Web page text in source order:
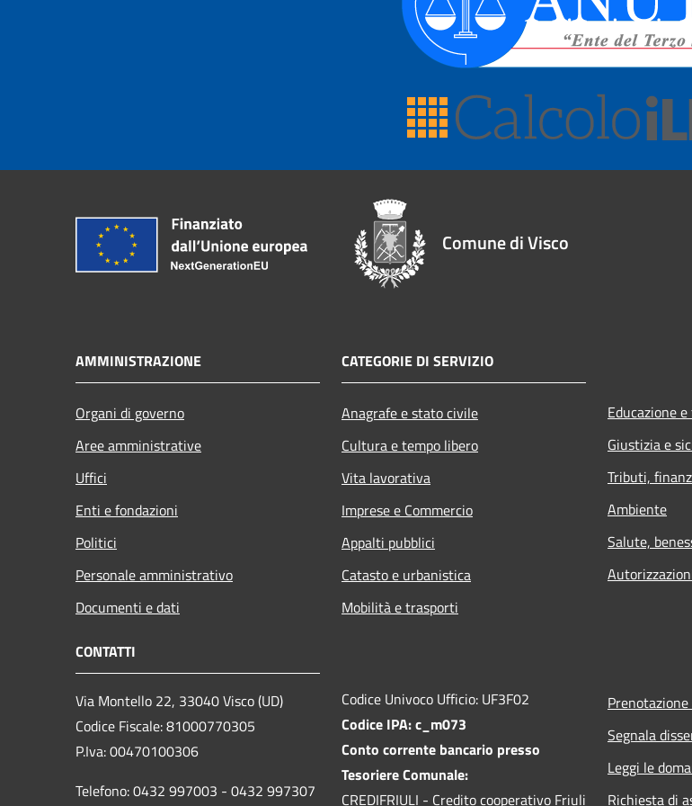
Comune di Visco
AMMINISTRAZIONE
Organi di governo
Aree amministrative
Uffici
Enti e fondazioni
Politici
Personale amministrativo
Documenti e dati
CATEGORIE DI SERVIZIO
Anagrafe e stato civile
Cultura e tempo libero
Vita lavorativa
Imprese e Commercio
Appalti pubblici
Catasto e urbanistica
Mobilità e trasporti
Educazione
Giustizia e
Tributi,
Ambiente
Salute,
CONTATTI
Via Montello 22, 33040 Visco (UD)
Codice Fiscale: 81000770305
P.Iva: 00470100306
Telefono: 0432 997003 - 0432 997307
Codice Univoco Ufficio: UF3F02
Codice IPA: c_m073
Conto corrente bancario presso
Tesoriere Comunale:
CREDIFRIULI - Credito cooperativo Friuli
Segnala
Leggi le
Richiesta di